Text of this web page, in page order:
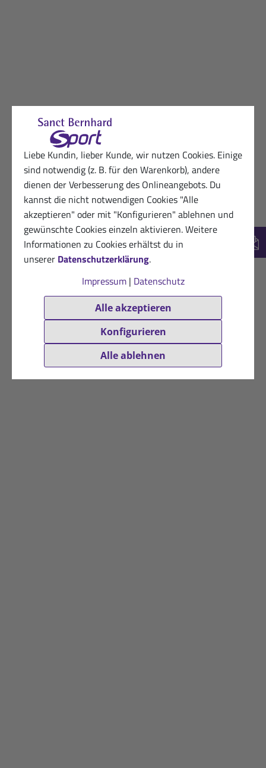
Liebe Kundin, lieber Kunde, wir nutzen Cookies. Einige
sind notwendig (z. B. für den Warenkorb), andere
dienen der Verbesserung des Onlineangebots. Du
kannst die nicht notwendigen Cookies "Alle
akzeptieren" oder mit "Konfigurieren" ablehnen und
gewünschte Cookies einzeln aktivieren. Weitere
Informationen zu Cookies erhältst du in
unserer Datenschutzerklärung.
Impressum| Datenschutz
Alle akzeptieren
Konfigurieren
Alle ablehnen